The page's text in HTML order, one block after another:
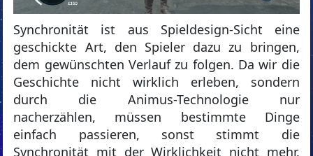
Synchronität ist aus Spieldesign-Sicht eine
geschickte Art, den Spieler dazu zu bringen,
dem gewünschten Verlauf zu folgen. Da wir die
Geschichte nicht wirklich erleben, sondern
durch die Animus-Technologie nur
nacherzählen, müssen bestimmte Dinge
einfach passieren, sonst stimmt die
Synchronität mit der Wirklichkeit nicht mehr.